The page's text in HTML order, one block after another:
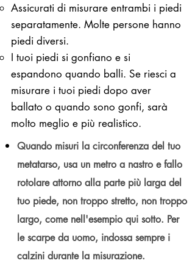
Assicurati di misurare entrambi i piedi
separatamente. Molte persone hanno
piedi diversi.
I tuoi piedi si gonfiano e si
espandono quando balli. Se riesci a
misurare i tuoi piedi dopo aver
ballato o quando sono gonfi, sarà
molto meglio e più realistico.
Quando misuri la circonferenza del tuo
metatarso, usa un metro a nastro e fallo
rotolare attorno alla parte più larga del
tuo piede, non troppo stretto, non troppo
largo, come nell'esempio qui sotto. Per
le scarpe da uomo, indossa sempre i
calzini durante la misurazione.